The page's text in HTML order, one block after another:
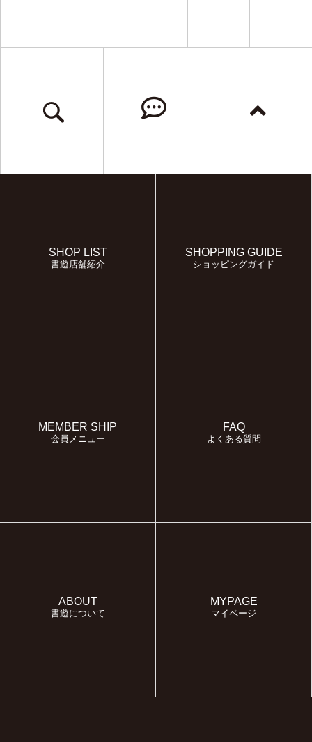
SHOP LIST
書遊店舗紹介
SHOPPING GUIDE
ショッピングガイド
MEMBER SHIP
会員メニュー
FAQ
よくある質問
ABOUT
書遊について
MYPAGE
マイページ